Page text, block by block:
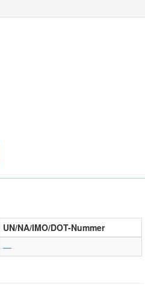
UN/NA/IMO/DOT-Nummer
—